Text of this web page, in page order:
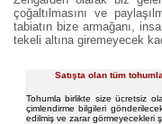
çoğaltılmasını ve
tabiatın bize armağanı,
tekeli altına giremeyecek
Satışta olan tüm
Tohumla birlikte size ücretsiz
çimlendirme bilgileri
edilmiş ve zarar görmeyecekleri